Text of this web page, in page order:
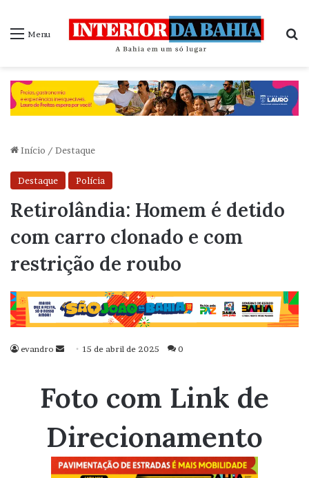
Menu
Início / Destaque
Destaque Polícia
Retirolândia: Homem é detido
com carro clonado e com
restrição de roubo
evandro
Mande
mail
15 de abril de 2025 0
Foto com Link de
Direcionamento